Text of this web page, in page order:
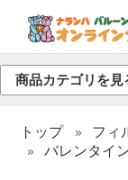
商品カテゴリを見
トップ フィ
バレンタイ